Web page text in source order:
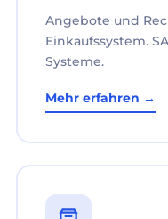
Angebote und
Einkaufssystem.
Systeme.
Mehr erfahren →